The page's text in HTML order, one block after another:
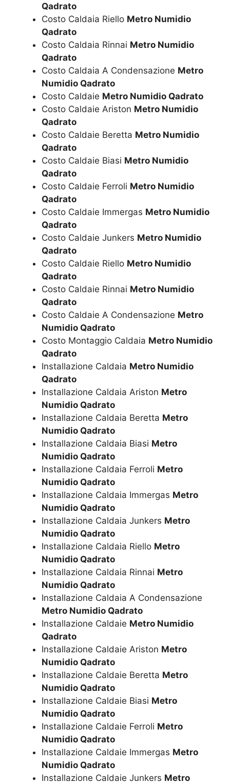
Qadrato
Costo Caldaia Riello Metro Numidio
Qadrato
Costo Caldaia Rinnai Metro Numidio
Qadrato
Costo Caldaia A Condensazione Metro
Numidio Qadrato
Costo Caldaie Metro Numidio Qadrato
Costo Caldaie Ariston Metro Numidio
Qadrato
Costo Caldaie Beretta Metro Numidio
Qadrato
Costo Caldaie Biasi Metro Numidio
Qadrato
Costo Caldaie Ferroli Metro Numidio
Qadrato
Costo Caldaie Immergas Metro Numidio
Qadrato
Costo Caldaie Junkers Metro Numidio
Qadrato
Costo Caldaie Riello Metro Numidio
Qadrato
Costo Caldaie Rinnai Metro Numidio
Qadrato
Costo Caldaie A Condensazione Metro
Numidio Qadrato
Costo Montaggio Caldaia Metro Numidio
Qadrato
Installazione Caldaia Metro Numidio
Qadrato
Installazione Caldaia Ariston Metro
Numidio Qadrato
Installazione Caldaia Beretta Metro
Numidio Qadrato
Installazione Caldaia Biasi Metro
Numidio Qadrato
Installazione Caldaia Ferroli Metro
Numidio Qadrato
Installazione Caldaia Immergas Metro
Numidio Qadrato
Installazione Caldaia Junkers Metro
Numidio Qadrato
Installazione Caldaia Riello Metro
Numidio Qadrato
Installazione Caldaia Rinnai Metro
Numidio Qadrato
Installazione Caldaia A Condensazione
Metro Numidio Qadrato
Installazione Caldaie Metro Numidio
Qadrato
Installazione Caldaie Ariston Metro
Numidio Qadrato
Installazione Caldaie Beretta Metro
Numidio Qadrato
Installazione Caldaie Biasi Metro
Numidio Qadrato
Installazione Caldaie Ferroli Metro
Numidio Qadrato
Installazione Caldaie Immergas Metro
Numidio Qadrato
Installazione Caldaie Junkers Metro